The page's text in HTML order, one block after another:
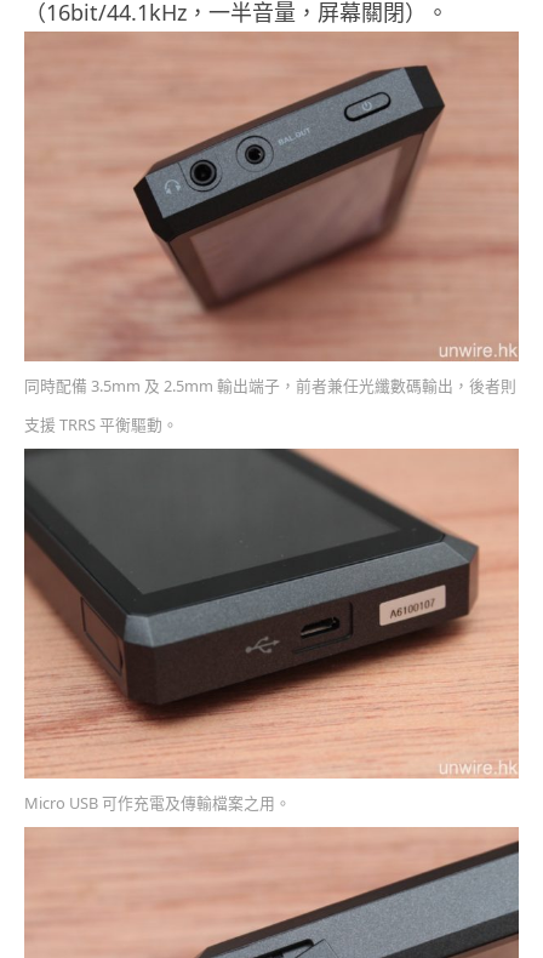
（16bit/44.1kHz，一半音量，屏幕關閉）。
同時配備 3.5mm 及 2.5mm 輸出端子，前者兼任光纖數碼輸出，後者則
支援 TRRS 平衡驅動。
Micro USB 可作充電及傳輸檔案之用。